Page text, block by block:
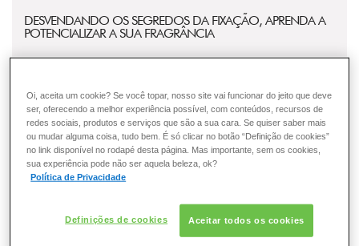
DESVENDANDO OS SEGREDOS DA FIXAÇÃO, APRENDA A
POTENCIALIZAR A SUA FRAGRÂNCIA
de sofisticação e exclusividade, e para que...
Veja mais
FRAGRÂNCIA NO SOL: PODE USAR NA PRAIA? DESCUBRA
OS PERIGOS
Oi, aceita um cookie? Se você topar, nosso site vai funcionar do jeito que deve
ser, oferecendo a melhor experiência possível, com conteúdos, recursos de
redes sociais, produtos e serviços que são a sua cara. Se quiser saber mais
ou mudar alguma coisa, tudo bem. É só clicar no botão “Definição de cookies”
no link disponível no rodapé desta página. Mas importante, sem os cookies,
sua experiência pode não ser aquela beleza, ok?
Política de Privacidade
Definições de cookies Aceitar todos os cookies